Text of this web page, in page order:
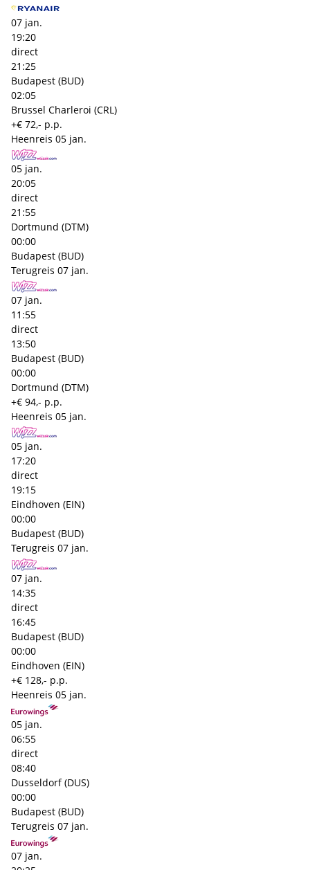
07 jan.
19:20
direct
21:25
Budapest (BUD)
02:05
Brussel Charleroi (CRL)
+€ 72,- p.p.
Heenreis 05 jan.
05 jan.
20:05
direct
21:55
Dortmund (DTM)
00:00
Budapest (BUD)
Terugreis 07 jan.
07 jan.
11:55
direct
13:50
Budapest (BUD)
00:00
Dortmund (DTM)
+€ 94,- p.p.
Heenreis 05 jan.
05 jan.
17:20
direct
19:15
Eindhoven (EIN)
00:00
Budapest (BUD)
Terugreis 07 jan.
07 jan.
14:35
direct
16:45
Budapest (BUD)
00:00
Eindhoven (EIN)
+€ 128,- p.p.
Heenreis 05 jan.
05 jan.
06:55
direct
08:40
Dusseldorf (DUS)
00:00
Budapest (BUD)
Terugreis 07 jan.
07 jan.